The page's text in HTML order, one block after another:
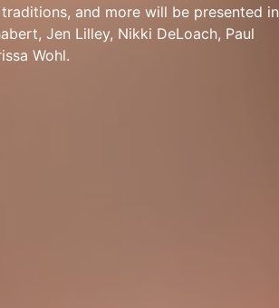
and more will be presented in
Jen Lilley, Nikki DeLoach, Paul
Wohl.